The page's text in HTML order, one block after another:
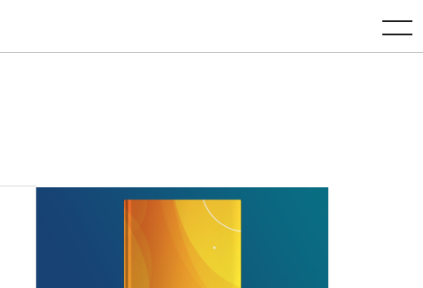
toggle navigation